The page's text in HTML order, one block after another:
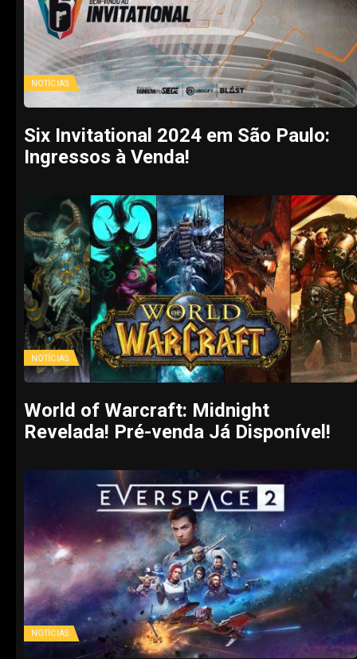
NOTÍCIAS
Six Invitational 2024 em São Paulo:
Ingressos à Venda!
NOTÍCIAS
World of Warcraft: Midnight
Revelada! Pré-venda Já Disponível!
NOTÍCIAS